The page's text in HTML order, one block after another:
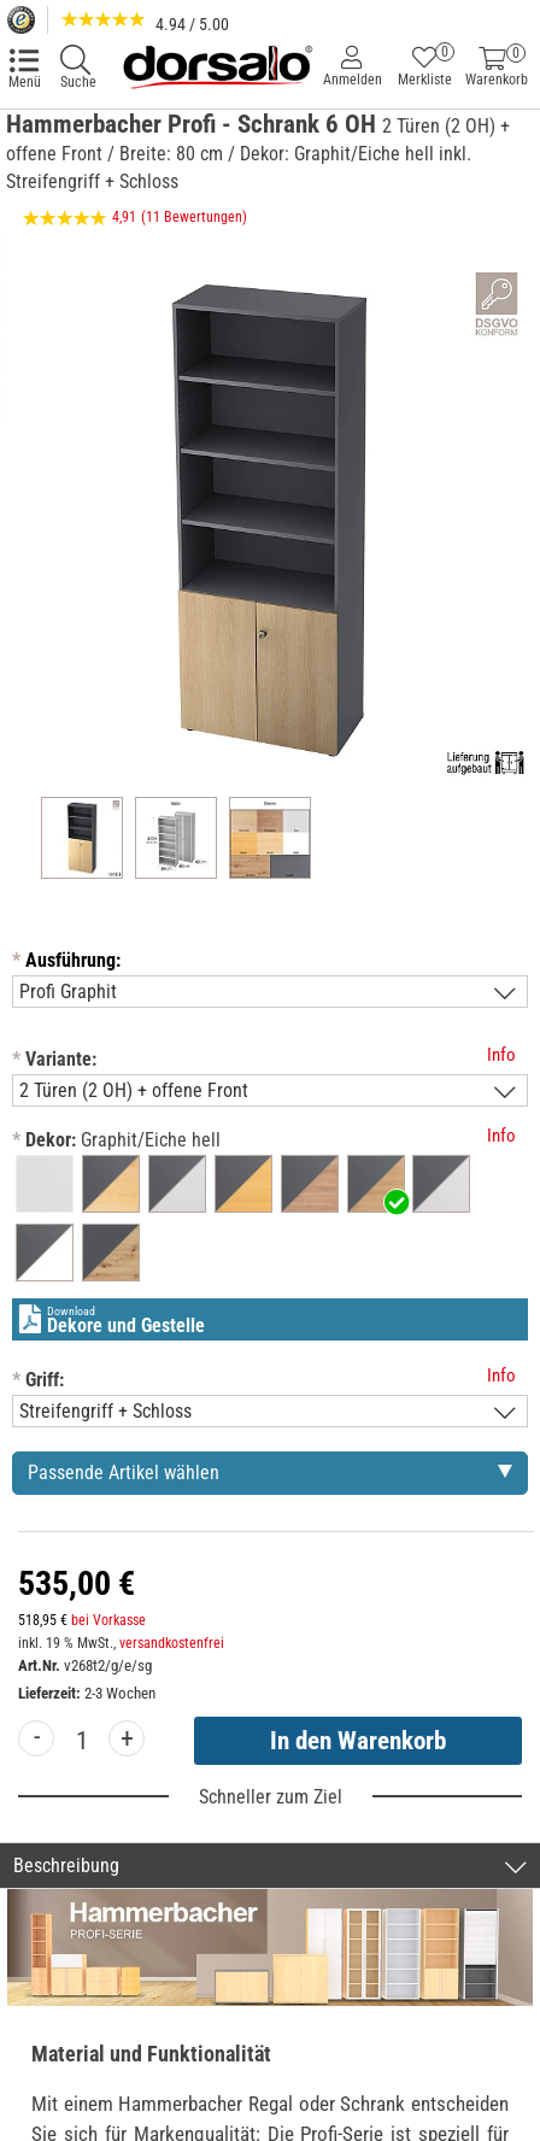
4.94 / 5.00
Menü Suche
0
Warenkorb
Merkliste
0
Anmelden
Hammerbacher Profi - Schrank 6 OH 2 Türen (2 OH) +
offene Front / Breite: 80 cm / Dekor: Graphit/Eiche hell inkl.
Streifengriff + Schloss
4,91 (11 Bewertungen)
* Ausführung:
* Variante: Info
* Dekor: Graphit/Eiche hell Info
Download
Dekore und Gestelle
* Griff: Info
Passende Artikel wählen
535,00 €
518,95 € bei Vorkasse
inkl. 19 % MwSt., versandkostenfrei
Art.Nr. v268t2/g/e/sg
Lieferzeit: 2-3 Wochen
- +
Schneller zum Ziel
Beschreibung
Material und Funktionalität
Mit einem Hammerbacher Regal oder Schrank entscheiden
Sie sich für Markenqualität: Die Profi-Serie ist speziell für